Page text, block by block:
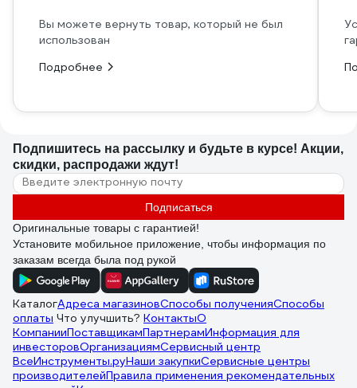
Вы можете вернуть товар, который не был
использован
Подробнее
Подпишитесь на рассылку и будьте в курсе! Акции,
скидки, распродажи ждут!
Подписаться
Оригинальные товары с гарантией!
Установите мобильное приложение, чтобы информация по
заказам всегда была под рукой
КаталогАдреса магазиновСпособы полученияСпособы
оплаты Что улучшить? КонтактыО
КомпанииПоставщикамПартнерамИнформация для
инвесторовОрганизациямСервисный центр
ВсеИнструменты.руНаши закупкиСервисные центры
производителейПравила применения рекомендательных